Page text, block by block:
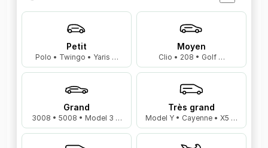
Petit
Polo • Twingo • Yaris …
Moyen
Clio • 208 • Golf …
Grand
3008 • 5008 • Model 3 …
Très grand
Model Y • Cayenne • X5 …